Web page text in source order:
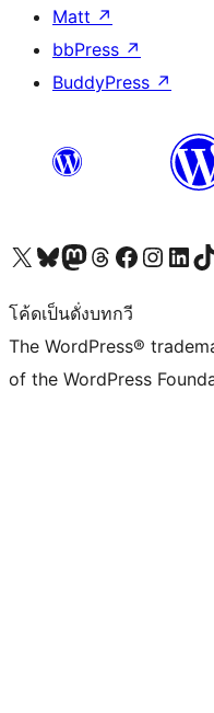
Matt ↗
bbPress ↗
BuddyPress ↗
Visit our X (formerly Twitter) account
Visit our Bluesky account
Visit our Mastodon account
Visit our Threads account
Visit our Facebook page
Visit ourVisit ourVisit
โค้ดเป็นดั่งบทกวี
The WordPress®
of the WordPress